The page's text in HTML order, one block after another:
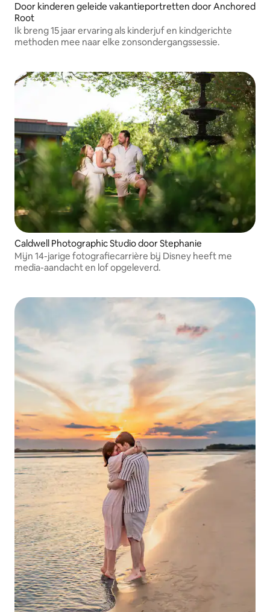
Door kinderen geleide vakantieportretten door Anchored
Root
Ik breng 15 jaar ervaring als kinderjuf en kindgerichte
methoden mee naar elke zonsondergangssessie.
Caldwell Photographic Studio door Stephanie
Mijn 14-jarige fotografiecarrière bij Disney heeft me
media-aandacht en lof opgeleverd.